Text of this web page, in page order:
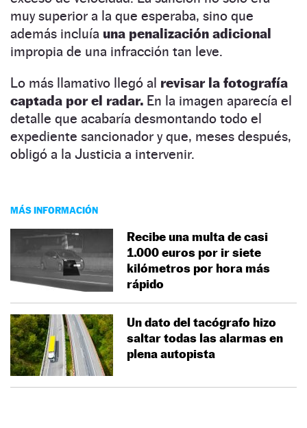
muy superior a la que esperaba, sino que
además incluía una penalización adicional
impropia de una infracción tan leve.
Lo más llamativo llegó al revisar la fotografía
captada por el radar. En la imagen aparecía el
detalle que acabaría desmontando todo el
expediente sancionador y que, meses después,
obligó a la Justicia a intervenir.
MÁS INFORMACIÓN
Recibe una multa de casi
1.000 euros por ir siete
kilómetros por hora más
rápido
Un dato del tacógrafo hizo
saltar todas las alarmas en
plena autopista